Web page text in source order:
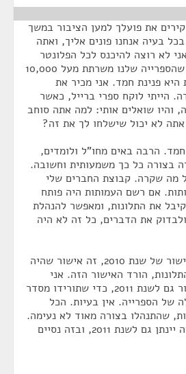
את פועלך למען הציבור במשך
בעיה אנחנו פונים אליך, ואתה
לא רוצה להיכנס לכל הפלונטר
שאירע. אני רוצה לומר, שהספרייה שלנו משרתת מעל 10,000
היא פנינת חמד. אני מכיר את
הייתי לוקח ספרי ברייל, כאשר
והיו שואלים אותי: למה אתה סוחב
לא יכול שישלחו לך את זה?
חמד. הרבה באים מחו"ל ולומדים,
בצורה כל כך משמעותית וחשובה.
מה שקרה. קבוצת החברים שלי
אם רשם העמותות היה פותח
את התלונות, ומאפשר להנהלת
את הדברים, כל זה לא היה
זה שאתם היום נותנים אישור של שנת 2010, זה אישור שהיה
הורד האישור הזה. אני
מבקש, שתתנו את האישור גם לשנת 2011, כדי שתורידו מסדר
של הספרייה. אין בעיות. הכל
שהתנהלו בצורה מאוד לא נעימה.
אני מבקש, שהאישור הזה יינתן גם לשנת 2011, ובזה נסיים